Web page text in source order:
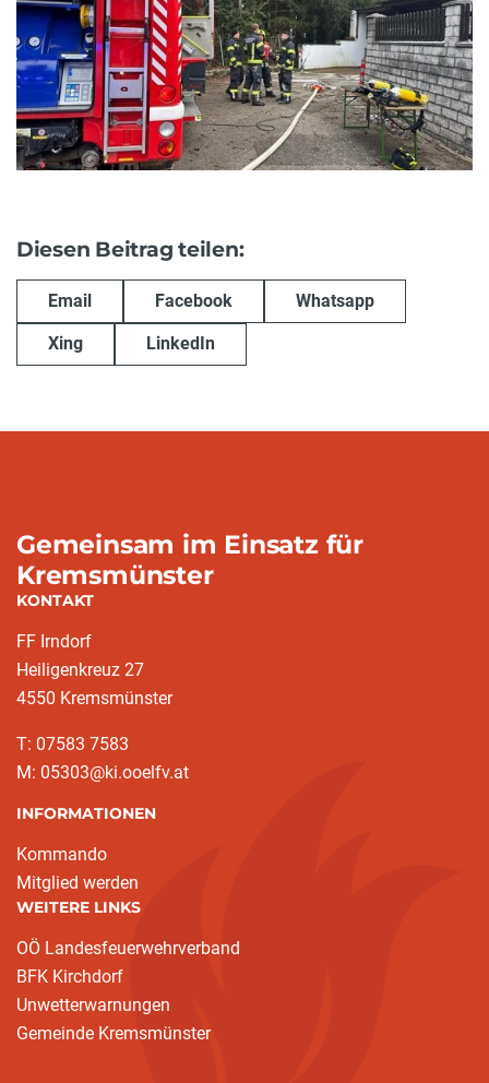
Diesen Beitrag teilen:
Email Facebook Whatsapp
Xing LinkedIn
Gemeinsam im Einsatz für
Kremsmünster
KONTAKT
FF Irndorf
Heiligenkreuz 27
4550 Kremsmünster
T: 07583 7583
M: 05303@ki.ooelfv.at
INFORMATIONEN
Kommando
Mitglied werden
WEITERE LINKS
OÖ Landesfeuerwehrverband
BFK Kirchdorf
Unwetterwarnungen
Gemeinde Kremsmünster